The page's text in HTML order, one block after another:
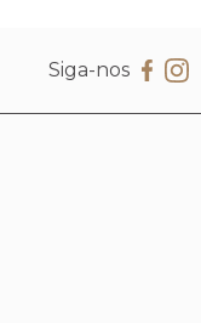
Siga-nos